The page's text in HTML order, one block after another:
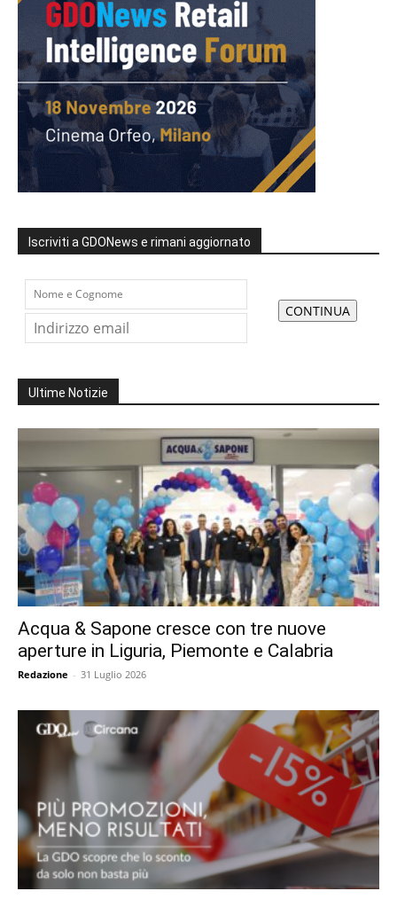
Iscriviti a GDONews e rimani aggiornato
Ultime Notizie
Acqua & Sapone cresce con tre nuove
aperture in Liguria, Piemonte e Calabria
Redazione - 31 Luglio 2026